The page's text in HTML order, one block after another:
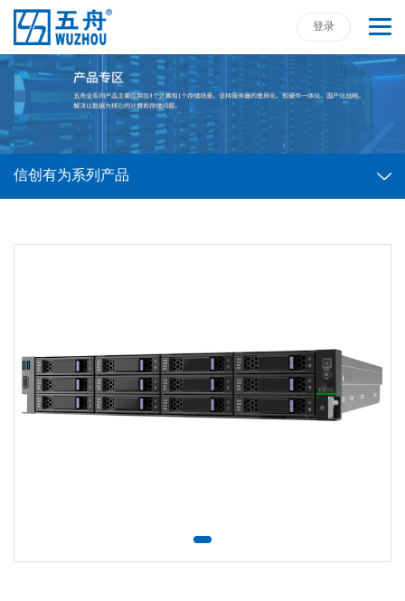
登录
信创有为系列产品